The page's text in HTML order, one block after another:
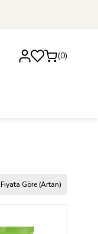
0
Fiyata Göre (Artan)